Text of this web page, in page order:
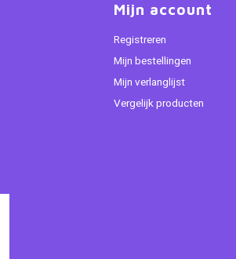
Mijn account
Registreren
Mijn bestellingen
Mijn verlanglijst
Vergelijk producten